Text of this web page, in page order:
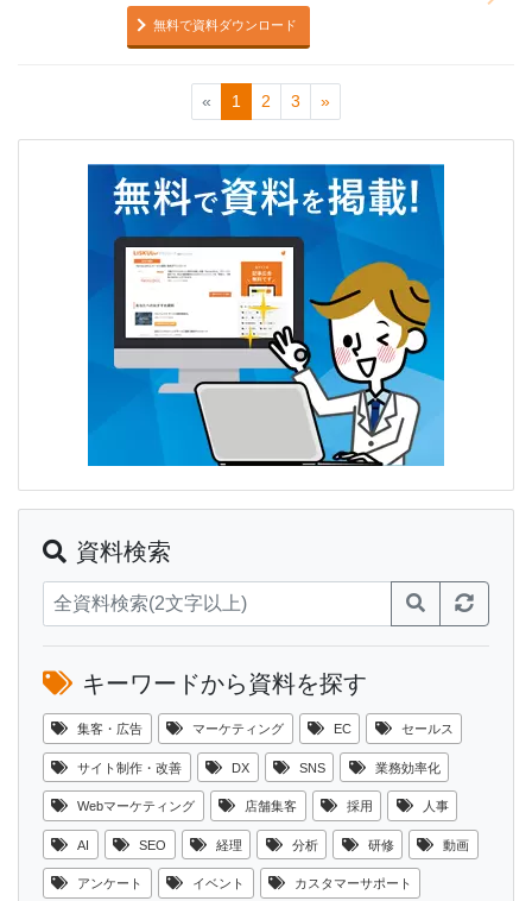
無料で資料ダウンロード
« 1 2 3 »
資料検索
キーワードから資料を探す
集客・広告 マーケティング EC セールス
サイト制作・改善 DX SNS 業務効率化
Webマーケティング 店舗集客 採用 人事
AI SEO 経理 分析 研修 動画
アンケート イベント カスタマーサポート